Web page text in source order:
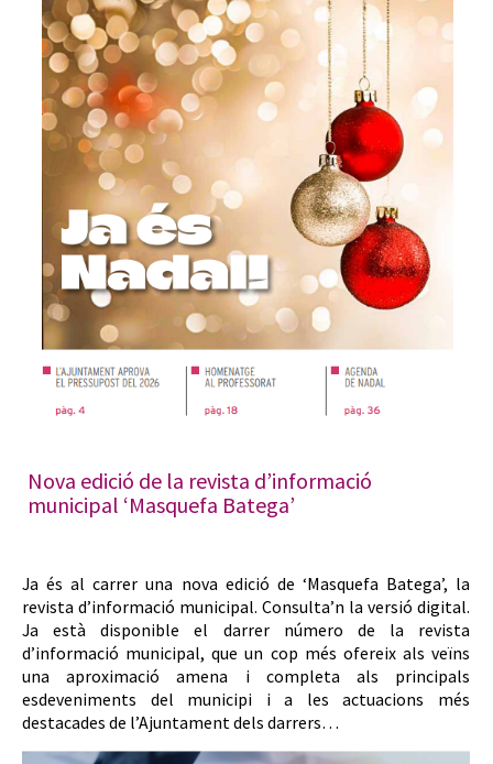
Nova edició de la revista d’informació
municipal ‘Masquefa Batega’
Ja és al carrer una nova edició de ‘Masquefa Batega’, la
revista d’informació municipal. Consulta’n la versió digital.
Ja està disponible el darrer número de la revista
d’informació municipal, que un cop més ofereix als veïns
una aproximació amena i completa als principals
esdeveniments del municipi i a les actuacions més
destacades de l’Ajuntament dels darrers…